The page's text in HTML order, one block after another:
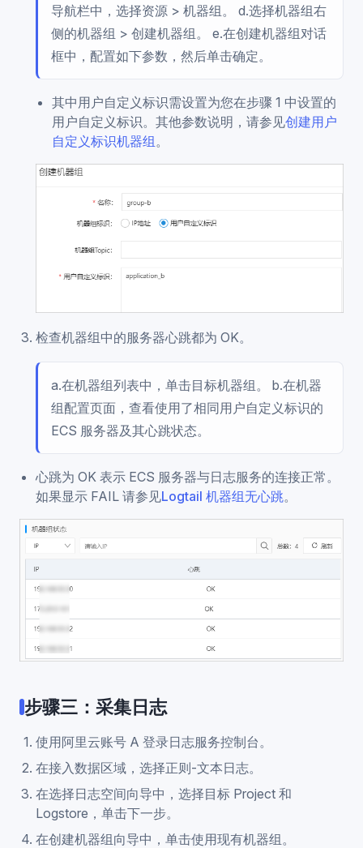
导航栏中，选择资源 > 机器组。 d.选择机器组右
侧的机器组 > 创建机器组。 e.在创建机器组对话
框中，配置如下参数，然后单击确定。
其中用户自定义标识需设置为您在步骤 1 中设置的
用户自定义标识。其他参数说明，请参见创建用户
自定义标识机器组。
检查机器组中的服务器心跳都为 OK。
a.在机器组列表中，单击目标机器组。 b.在机器
组配置页面，查看使用了相同用户自定义标识的
ECS 服务器及其心跳状态。
心跳为 OK 表示 ECS 服务器与日志服务的连接正常。
如果显示 FAIL 请参见Logtail 机器组无心跳。
步骤三：采集日志
使用阿里云账号 A 登录日志服务控制台。
在接入数据区域，选择正则-文本日志。
在选择日志空间向导中，选择目标 Project 和
Logstore，单击下一步。
在创建机器组向导中，单击使用现有机器组。